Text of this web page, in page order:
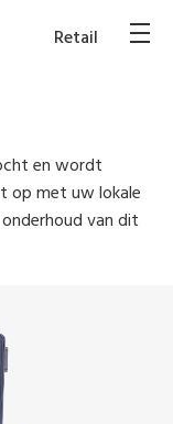
Retail
en wordt
op met uw lokale
van dit